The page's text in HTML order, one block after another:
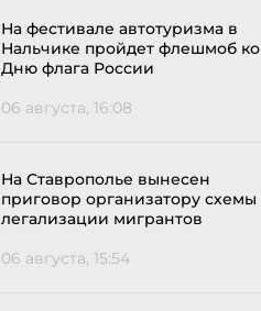
На фестивале автотуризма в
Нальчике пройдет флешмоб ко
Дню флага России
06 августа, 16:08
На Ставрополье вынесен
приговор организатору схемы
легализации мигрантов
06 августа, 15:54